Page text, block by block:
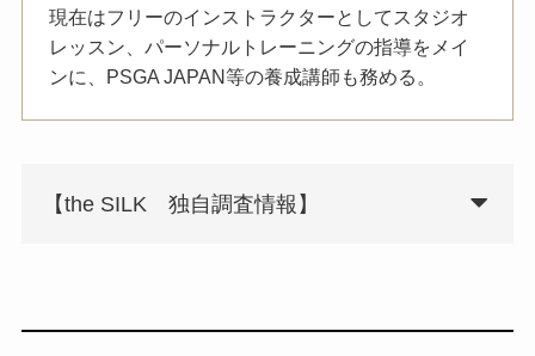
現在はフリーのインストラクターとしてスタジオ
レッスン、パーソナルトレーニングの指導をメイ
ンに、PSGA JAPAN等の養成講師も務める。
【the SILK 独自調査情報】